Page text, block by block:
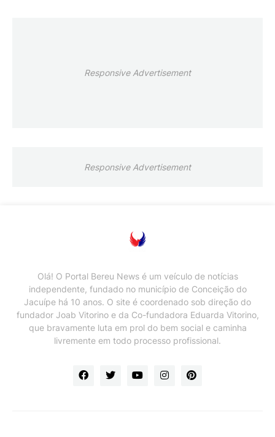
Responsive Advertisement
Responsive Advertisement
Olá! O Portal Bereu News é um veículo de notícias
independente, fundado no município de Conceição do
Jacuípe há 10 anos. O site é coordenado sob direção do
fundador Joab Vitorino e da Co-fundadora Eduarda Vitorino,
que bravamente luta em prol do bem social e caminha
livremente em todo processo profissional.